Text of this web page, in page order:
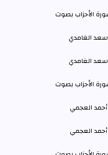
سعد الغامدي
أحمد العجمي